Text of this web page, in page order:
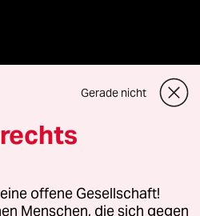
GmbH
Fragen oder für Genehmigungen
Gerade nicht
offene Gesellschaft!
Menschen, die sich gegen